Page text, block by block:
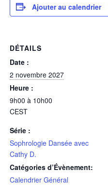
Ajouter au calendrier
DÉTAILS
Date :
2 novembre 2027
Heure :
9h00 à 10h00
CEST
Série :
Sophrologie Dansée avec
Cathy D.
Catégories d’Évènement:
Calendrier Général